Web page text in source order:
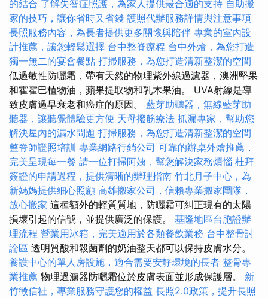
的結合 了解失智症照護，為家人提供最合適的支持 自助搬
家的技巧，讓你省時又省錢 護照代辦服務詳情與注意事項
長照服務內容，為長者提供更多關懷與陪伴 專業的室內設
計推薦，讓您輕鬆選擇 台中整脊療程 台中外燴，為您打造
獨一無二的宴會餐點 打掃服務，為您打造清新整潔的空間
低過敏性防曬霜，帶有天然的物理紫外線過濾器，澳洲堅果
和霍霍巴植物油，蘋果提取物和乳木果油。 UVA射線是導
致皮膚過早衰老和癌症的原因。 藍芽助聽器，無線藍芽助
聽器，讓聽覺體驗更方便 天母撥筋療法 抓漏專家，幫助您
解決屋內的漏水問題 打掃服務，為您打造清新整潔的空間
整脊師證照培訓 專業網路行銷公司 可靠的辦桌外燴推薦，
完美呈現每一餐 請一位打掃阿姨，幫您解決家務煩惱 杜拜
簽證的申請過程，提供清晰的辦理指南 竹北月子中心，為
新媽媽提供細心照顧 高雄搬家公司，信賴專業搬家團隊，
放心搬家 這種額外的輕質質地，防曬霜可糾正現有的太陽
損壞引起的信號，並提供廣泛的保護。 基隆地區台胞證辦
理流程 營業用冰箱，完美適用於各類餐飲業務 台中整骨討
論區 透明質酸和殺菌劑的奶油整天都可以保持皮膚水分。
養護中心的單人房設施，適合需要安靜環境的長者 整骨專
業推薦 物理過濾器防曬霜位於皮膚表面並形成保護層。 新
竹徵信社，專業服務守護您的權益 長照2.0政策，提升長照